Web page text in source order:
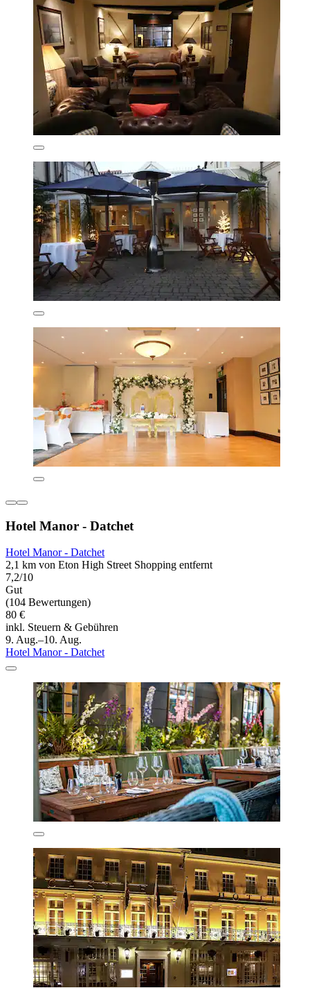
Hotel Manor - Datchet
Hotel Manor - Datchet
2,1 km von Eton High Street Shopping entfernt
7,2/10
Gut
(104 Bewertungen)
80 €
inkl. Steuern & Gebühren
9. Aug.–10. Aug.
Hotel Manor - Datchet